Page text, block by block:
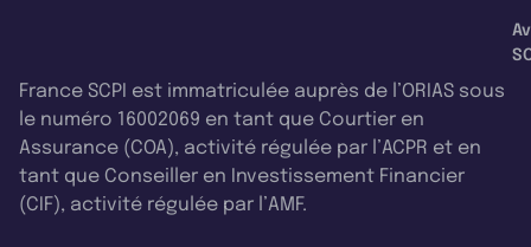
France SCPI est immatriculée auprès de l’ORIAS sous
le numéro 16002069 en tant que Courtier en
Assurance (COA), activité régulée par l’ACPR et en
tant que Conseiller en Investissement Financier
(CIF), activité régulée par l’AMF.